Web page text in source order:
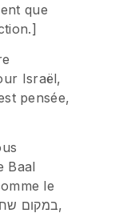
que
Israël,
pensée,
Baal
le